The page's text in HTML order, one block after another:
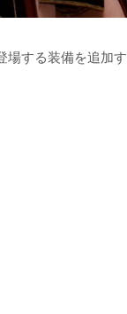
する装備を追加